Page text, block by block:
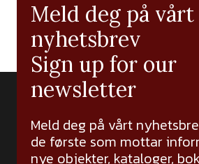
Meld deg på vårt
nyhetsbrev
Sign up for our
newsletter
Meld deg på vårt
de første som mottar
nye objekter, kataloger,